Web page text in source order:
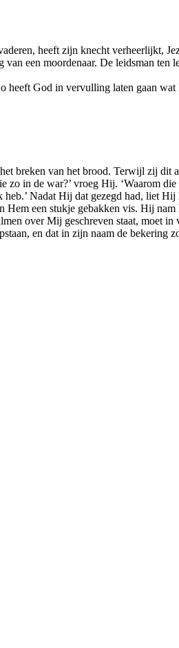
heeft zijn knecht verheerlijkt,
een moordenaar. De leidsman
heeft God in vervulling laten gaan
breken van het brood. Terwijl zij dit
zo in de war?’ vroeg Hij. ‘Waarom
Nadat Hij dat gezegd had, liet
Hem een stukje gebakken vis. Hij
over Mij geschreven staat, moet
en dat in zijn naam de